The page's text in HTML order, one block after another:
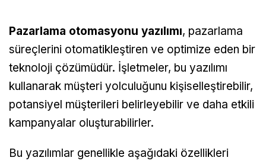
Pazarlama otomasyonu yazılımı, pazarlama
süreçlerini otomatikleştiren ve optimize eden bir
teknoloji çözümüdür. İşletmeler, bu yazılımı
kullanarak müşteri yolculuğunu kişiselleştirebilir,
potansiyel müşterileri belirleyebilir ve daha etkili
kampanyalar oluşturabilirler.
Bu yazılımlar genellikle aşağıdaki özellikleri